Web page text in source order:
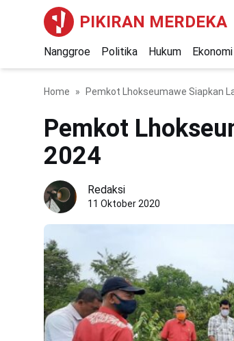
PIKIRAN MERDEKA
Nanggroe Politika Hukum Ekonomi
Home Pemkot Lhokseumawe Siapkan
Pemkot
2024
Redaksi
11 Oktober 2020